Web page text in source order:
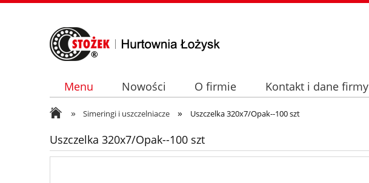
Menu Nowości O firmie Kontakt i dane firmy
» Simeringi i uszczelniacze » Uszczelka 320x7/Opak--100 szt
Uszczelka 320x7/Opak--100 szt